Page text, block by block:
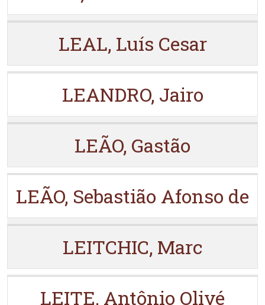
LEAL, Luís Cesar
LEANDRO, Jairo
LEÃO, Gastão
LEÃO, Sebastião Afonso de
LEITCHIC, Marc
LEITE, Antônio Olivé